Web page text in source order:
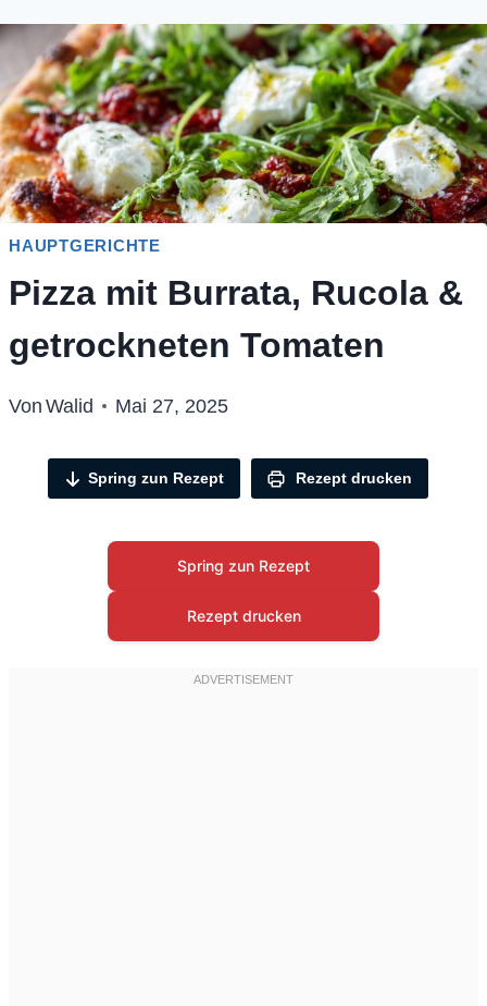
HAUPTGERICHTE
Pizza mit Burrata, Rucola &
getrockneten Tomaten
Von Walid Mai 27, 2025
Spring zun Rezept Rezept drucken
Spring zun Rezept
Rezept drucken